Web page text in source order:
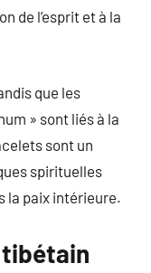
de l’esprit et à la
que les
» sont liés à la
sont un
spirituelles
la paix intérieure.